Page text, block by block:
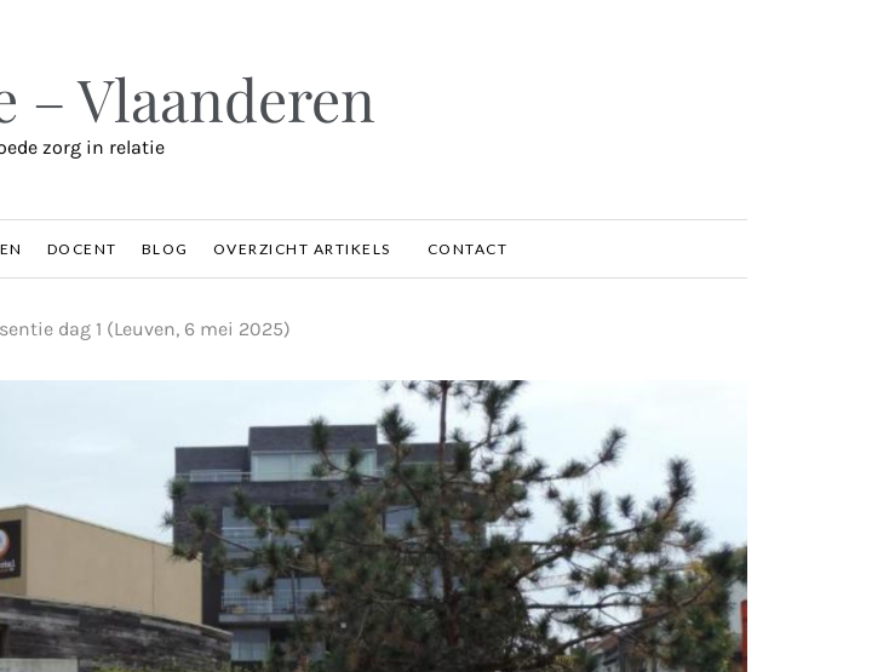
– Vlaanderen
zorg in relatie
DOCENT BLOG OVERZICHT ARTIKELS CONTACT
dag 1 (Leuven, 6 mei 2025)